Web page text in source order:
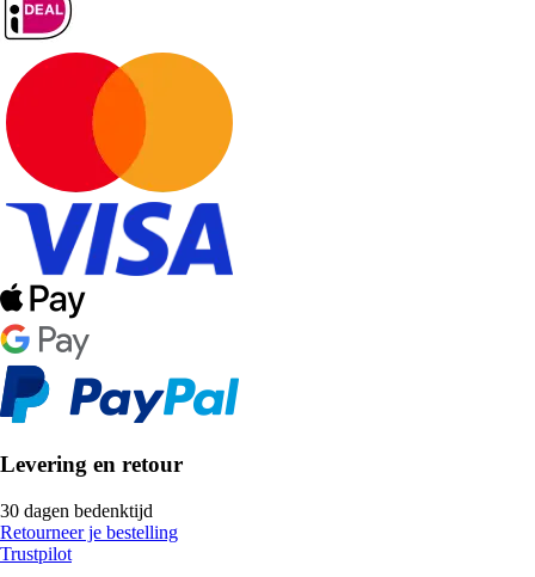
Levering en retour
30 dagen bedenktijd
Retourneer je bestelling
Trustpilot